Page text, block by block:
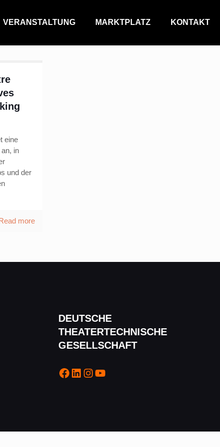
VERANSTALTUNG MARKTPLATZ KONTAKT
eine
in
und der
more
DEUTSCHE
THEATERTECHNISCHE
GESELLSCHAFT
Facebook
LinkedIn
Instagram
YouTube